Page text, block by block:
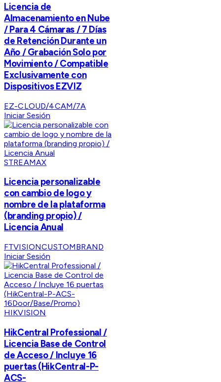
Licencia de
Almacenamiento en Nube
/ Para 4 Cámaras / 7 Días
de Retención Durante un
Año / Grabación Solo por
Movimiento / Compatible
Exclusivamente con
Dispositivos EZVIZ
EZ-CLOUD/4CAM/7A
Iniciar Sesión
STREAMAX
Licencia personalizable
con cambio de logo y
nombre de la plataforma
(branding propio) /
Licencia Anual
FTVISIONCUSTOMBRAND
Iniciar Sesión
HIKVISION
HikCentral Professional /
Licencia Base de Control
de Acceso / Incluye 16
puertas (HikCentral-P-
ACS-